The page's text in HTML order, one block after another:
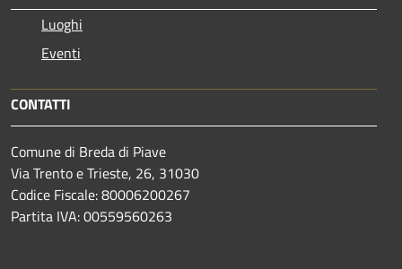
Luoghi
Eventi
CONTATTI
Comune di Breda di Piave
Via Trento e Trieste, 26, 31030
Codice Fiscale: 80006200267
Partita IVA: 00559560263